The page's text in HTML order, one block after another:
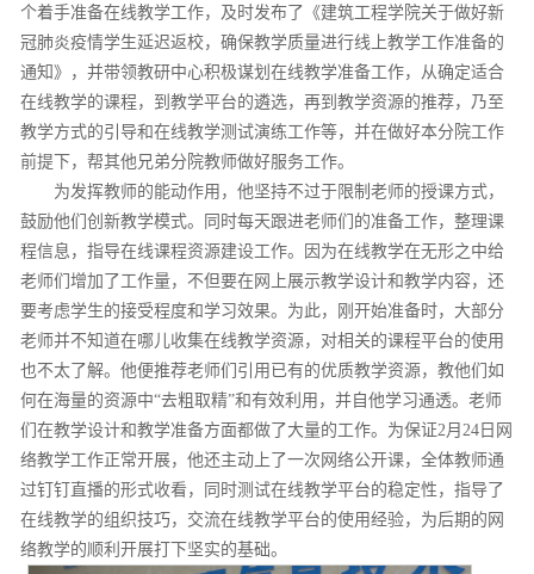
个着手准备在线教学工作，及时发布了《建筑工程学院关于做好新
冠肺炎疫情学生延迟返校，确保教学质量进行线上教学工作准备的
通知》，并带领教研中心积极谋划在线教学准备工作，从确定适合
在线教学的课程，到教学平台的遴选，再到教学资源的推荐，乃至
教学方式的引导和在线教学测试演练工作等，并在做好本分院工作
前提下，帮其他兄弟分院教师做好服务工作。
为发挥教师的能动作用，他坚持不过于限制老师的授课方式，
鼓励他们创新教学模式。同时每天跟进老师们的准备工作，整理课
程信息，指导在线课程资源建设工作。因为在线教学在无形之中给
老师们增加了工作量，不但要在网上展示教学设计和教学内容，还
要考虑学生的接受程度和学习效果。为此，刚开始准备时，大部分
老师并不知道在哪儿收集在线教学资源，对相关的课程平台的使用
也不太了解。他便推荐老师们引用已有的优质教学资源，教他们如
何在海量的资源中“去粗取精”和有效利用，并自他学习通透。老师
们在教学设计和教学准备方面都做了大量的工作。为保证2月24日网
络教学工作正常开展，他还主动上了一次网络公开课，全体教师通
过钉钉直播的形式收看，同时测试在线教学平台的稳定性，指导了
在线教学的组织技巧，交流在线教学平台的使用经验，为后期的网
络教学的顺利开展打下坚实的基础。